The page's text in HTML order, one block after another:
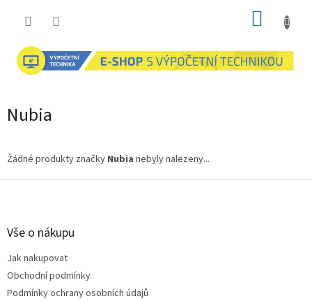
Nubia
Žádné produkty značky Nubia nebyly nalezeny...
Z
Vše o nákupu
Jak nakupovat
Obchodní podmínky
Podmínky ochrany osobních údajů